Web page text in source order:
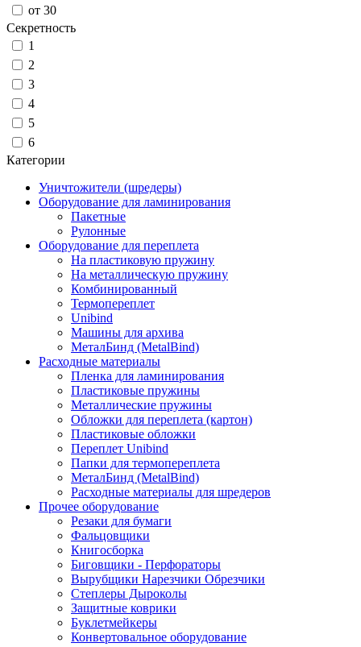
от 30
Секретность
1
2
3
4
5
6
Категории
Уничтожители (шредеры)
Оборудование для ламинирования
Пакетные
Рулонные
Оборудование для переплета
На пластиковую пружину
На металлическую пружину
Комбинированный
Термопереплет
Unibind
Машины для архива
МеталБинд (MetalBind)
Расходные материалы
Пленка для ламинирования
Пластиковые пружины
Металлические пружины
Обложки для переплета (картон)
Пластиковые обложки
Переплет Unibind
Папки для термопереплета
МеталБинд (MetalBind)
Расходные материалы для шредеров
Прочее оборудование
Резаки для бумаги
Фальцовщики
Книгосборка
Биговщики - Перфораторы
Вырубщики Нарезчики Обрезчики
Степлеры Дыроколы
Защитные коврики
Буклетмейкеры
Конвертовальное оборудование